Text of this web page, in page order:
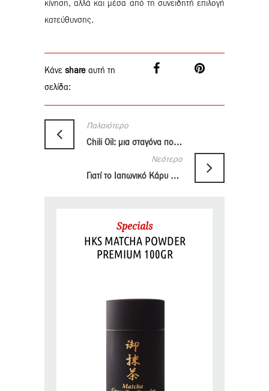
κίνηση, αλλά και μέσα από τη συνειδητή επιλογή
κατεύθυνσης.
Κάνε share αυτή τη
σελίδα:
Παλαιότερο
Chili Oil: μια σταγόνα που αλλάζει τη γεύση στα πιάτα
Νεότερο
Γιατί το Ιαπωνικό Κάρυ είναι μια κατηγορία από μόνο του
Specials
HKS MATCHA POWDER
PREMIUM 100GR